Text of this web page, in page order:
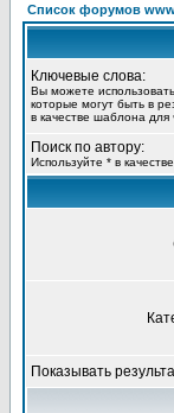
Список форумов
Ключевые слова:
Вы можете использовать
которые могут быть в
в качестве шаблона для
Поиск по автору:
Используйте * в
Показывать